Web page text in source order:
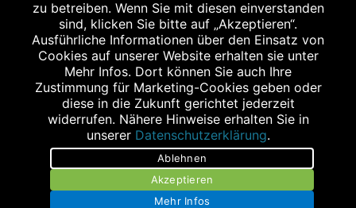
Sie Ihren Arzt oder Apotheker.
Angabe nach der deutschen Arzneimitteltaxe Apothekenerstattungspreis
(AEP). Der AEP ist keine unverbindliche Preisempfehlung der Hersteller. Der
AEP ist ein von den Apotheken in Ansatz gebrachter Preis für rezeptfreie
Arzneimittel. Er entspricht in der Höhe dem für Apotheken verbindlichen
Abgabepreis, zu dem eine Apotheke in bestimmten Fällen (z.B. bei Kindern
unter 12 Jahren) das Produkt mit der gesetzlichen Krankenversicherung
abrechnet. Der AEP ist der allgemeine Erstattungspreis im Falle einer
Kostenübernahme durch die gesetzlichen Krankenkassen, vor Abzug eines
Zwangsrabattes (zur Zeit 5%) nach §130 Abs. 1 SGB V.
Unverbindliche Preisempfehlung des Herstellers (UVP).
powered by apovena.de
zu betreiben. Wenn Sie mit diesen einverstanden
sind, klicken Sie bitte auf „Akzeptieren“.
Ausführliche Informationen über den Einsatz von
Cookies auf unserer Website erhalten sie unter
Mehr Infos. Dort können Sie auch Ihre
Zustimmung für Marketing-Cookies geben oder
diese in die Zukunft gerichtet jederzeit
widerrufen. Nähere Hinweise erhalten Sie in
unserer Datenschutzerklärung.
Ablehnen
Akzeptieren
Mehr Infos